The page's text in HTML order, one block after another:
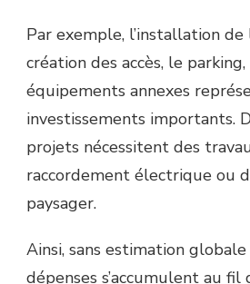
Par exemple, l’installation de
création des accès, le
équipements annexes
investissements importants.
projets nécessitent des
raccordement électrique ou
paysager.
Ainsi, sans estimation globale
dépenses s’accumulent au